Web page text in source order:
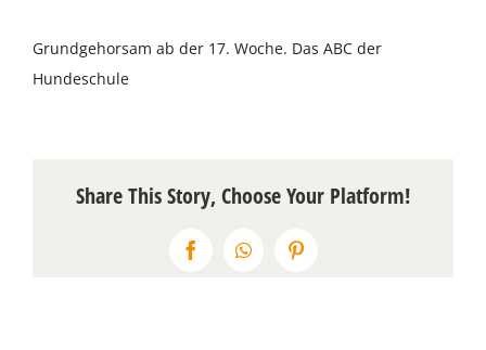
Terminkalender
Öffnungszeiten
Grundgehorsam ab der 17. Woche. Das ABC der
Hundeschule
Share This Story, Choose Your Platform!
FacebookWhatsAppPinterest